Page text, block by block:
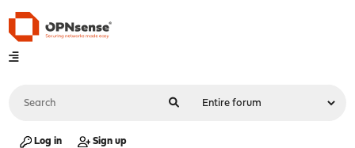
Log in Sign up